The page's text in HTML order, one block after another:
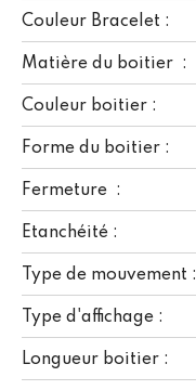
Couleur Bracelet :
Matière du boitier :
Couleur boitier :
Forme du boitier :
Fermeture :
Etanchéité :
Type de mouvement :
Type d'affichage :
Longueur boitier :